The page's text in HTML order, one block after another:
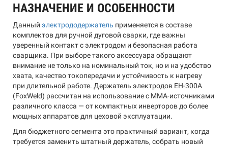
НАЗНАЧЕНИЕ И ОСОБЕННОСТИ
Данный электрододержатель применяется в составе
комплектов для ручной дуговой сварки, где важны
уверенный контакт с электродом и безопасная работа
сварщика. При выборе такого аксессуара обращают
внимание не только на номинальный ток, но и на удобство
хвата, качество токопередачи и устойчивость к нагреву
при длительной работе. Держатель электродов EH-300А
(FoxWeld) рассчитан на использование с MMA-источниками
различного класса — от компактных инверторов до более
мощных аппаратов для цеховой эксплуатации.
Для бюджетного сегмента это практичный вариант, когда
требуется заменить штатный держатель, собрать новый